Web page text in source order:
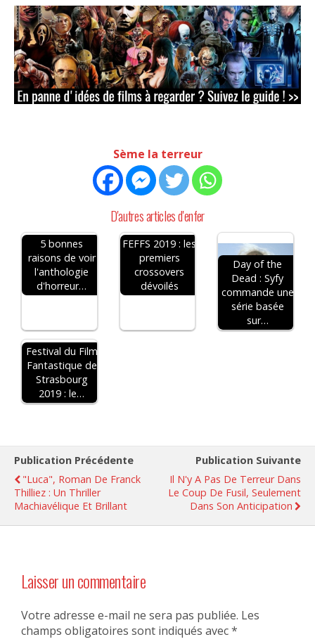
Sème la terreur
D'autres articles d'enfer
5 bonnes
raisons de voir
l'anthologie
d'horreur…
FEFFS 2019 : les
premiers
crossovers
dévoilés
Day of the
Dead : Syfy
commande une
série basée
sur…
Festival du Film
Fantastique de
Strasbourg
2019 : le…
Publication Précédente
"Luca", Roman De Franck
Thilliez : Un Thriller
Machiavélique Et Brillant
Publication Suivante
Il N'y A Pas De Terreur Dans
Le Coup De Fusil, Seulement
Dans Son Anticipation
Laisser un commentaire
Votre adresse e-mail ne sera pas publiée. Les
champs obligatoires sont indiqués avec*